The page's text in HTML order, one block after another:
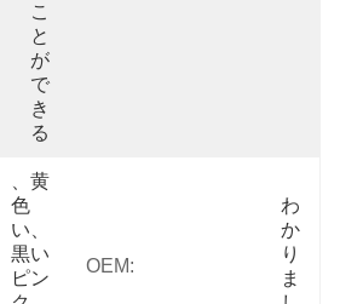
こ
と
が
で
き
る
、黄
色
い、
黒い
ピン
OEM:
わ
か
り
ま